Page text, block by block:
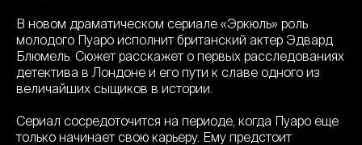
В новом драматическом сериале «Эркюль» роль
молодого Пуаро исполнит британский актер Эдвард
Блюмель. Сюжет расскажет о первых расследованиях
детектива в Лондоне и его пути к славе одного из
величайших сыщиков в истории.
Сериал сосредоточится на периоде, когда Пуаро еще
только начинает свою карьеру. Ему предстоит